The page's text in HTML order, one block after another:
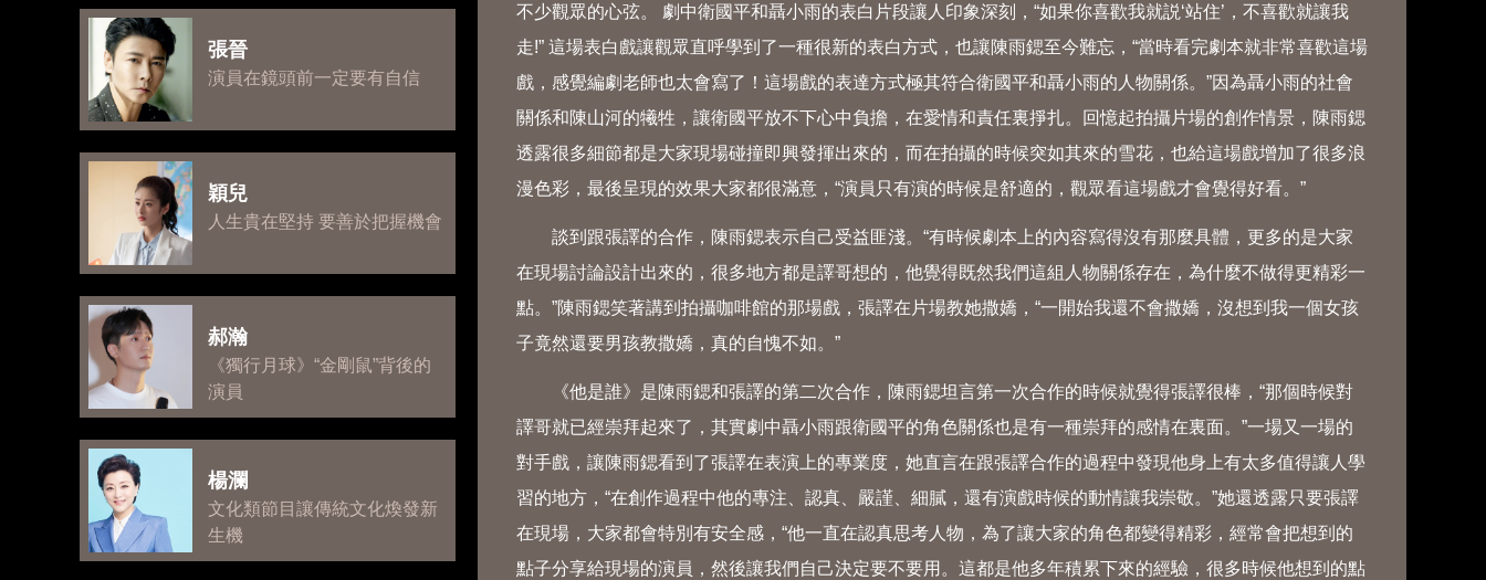
張晉
演員在鏡頭前一定要有自信
穎兒
人生貴在堅持 要善於把握機會
郝瀚
《獨行月球》“金剛鼠”背後的
演員
楊瀾
文化類節目讓傳統文化煥發新
生機
不少觀眾的心弦。 劇中衛國平和聶小雨的表白片段讓人印象深刻，“如果你喜歡我就説‘站住’，不喜歡就讓我
走!” 這場表白戲讓觀眾直呼學到了一種很新的表白方式，也讓陳雨鍶至今難忘，“當時看完劇本就非常喜歡這場
戲，感覺編劇老師也太會寫了！這場戲的表達方式極其符合衛國平和聶小雨的人物關係。”因為聶小雨的社會
關係和陳山河的犧牲，讓衛國平放不下心中負擔，在愛情和責任裏掙扎。回憶起拍攝片場的創作情景，陳雨鍶
透露很多細節都是大家現場碰撞即興發揮出來的，而在拍攝的時候突如其來的雪花，也給這場戲增加了很多浪
漫色彩，最後呈現的效果大家都很滿意，“演員只有演的時候是舒適的，觀眾看這場戲才會覺得好看。”
談到跟張譯的合作，陳雨鍶表示自己受益匪淺。“有時候劇本上的內容寫得沒有那麼具體，更多的是大家
在現場討論設計出來的，很多地方都是譯哥想的，他覺得既然我們這組人物關係存在，為什麼不做得更精彩一
點。”陳雨鍶笑著講到拍攝咖啡館的那場戲，張譯在片場教她撒嬌，“一開始我還不會撒嬌，沒想到我一個女孩
子竟然還要男孩教撒嬌，真的自愧不如。”
《他是誰》是陳雨鍶和張譯的第二次合作，陳雨鍶坦言第一次合作的時候就覺得張譯很棒，“那個時候對
譯哥就已經崇拜起來了，其實劇中聶小雨跟衛國平的角色關係也是有一種崇拜的感情在裏面。”一場又一場的
對手戲，讓陳雨鍶看到了張譯在表演上的專業度，她直言在跟張譯合作的過程中發現他身上有太多值得讓人學
習的地方，“在創作過程中他的專注、認真、嚴謹、細膩，還有演戲時候的動情讓我崇敬。”她還透露只要張譯
在現場，大家都會特別有安全感，“他一直在認真思考人物，為了讓大家的角色都變得精彩，經常會把想到的
點子分享給現場的演員，然後讓我們自己決定要不要用。這都是他多年積累下來的經驗，很多時候他想到的點